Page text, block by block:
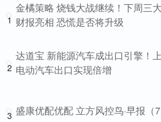
1
金橘策略 烧钱大战继续！下周三
财报亮相 恐慌是否将升级
2
达道宝 新能源汽车成出口引擎！
电动汽车出口实现倍增
3 盛康优配优配 立方风控鸟·早报（7